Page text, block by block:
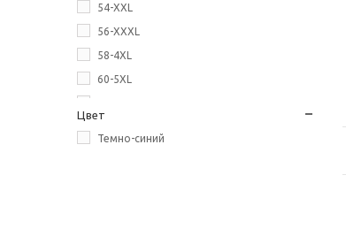
54-XXL
56-XXXL
58-4XL
60-5XL
Цвет
Темно-синий